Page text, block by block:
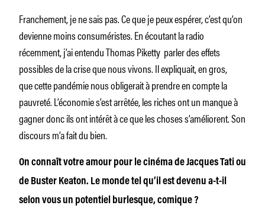
Franchement, je ne sais pas. Ce que je peux espérer, c’est qu’on
devienne moins consuméristes. En écoutant la radio
récemment, j’ai entendu Thomas Piketty parler des effets
possibles de la crise que nous vivons. Il expliquait, en gros,
que cette pandémie nous obligerait à prendre en compte la
pauvreté. L’économie s’est arrêtée, les riches ont un manque à
gagner donc ils ont intérêt à ce que les choses s’améliorent. Son
discours m’a fait du bien.
On connaît votre amour pour le cinéma de Jacques Tati ou
de Buster Keaton. Le monde tel qu’il est devenu a-t-il
selon vous un potentiel burlesque, comique ?